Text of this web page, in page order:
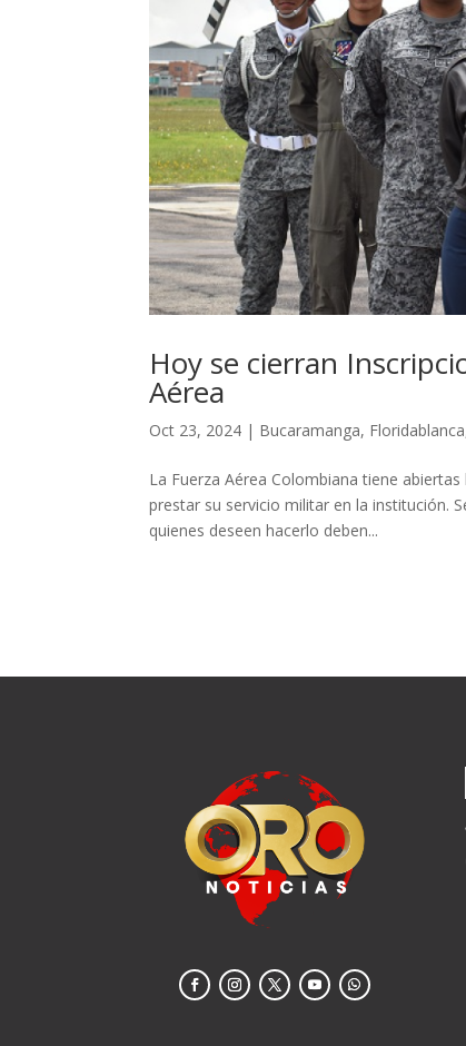
Hoy se cierran
Aérea
Oct 23, 2024 | Bucaramanga, Floridablanca
La Fuerza Aérea Colombiana tiene
prestar su servicio militar en la institución.
quienes deseen hacerlo deben...